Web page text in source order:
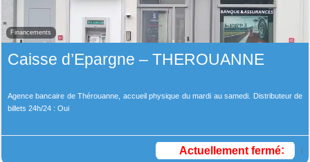
Financements
Caisse d’Epargne – THEROUANNE
Agence bancaire de Thérouanne, accueil physique du mardi au samedi. Distributeur de
billets 24h/24 : Oui
Actuellement fermé: